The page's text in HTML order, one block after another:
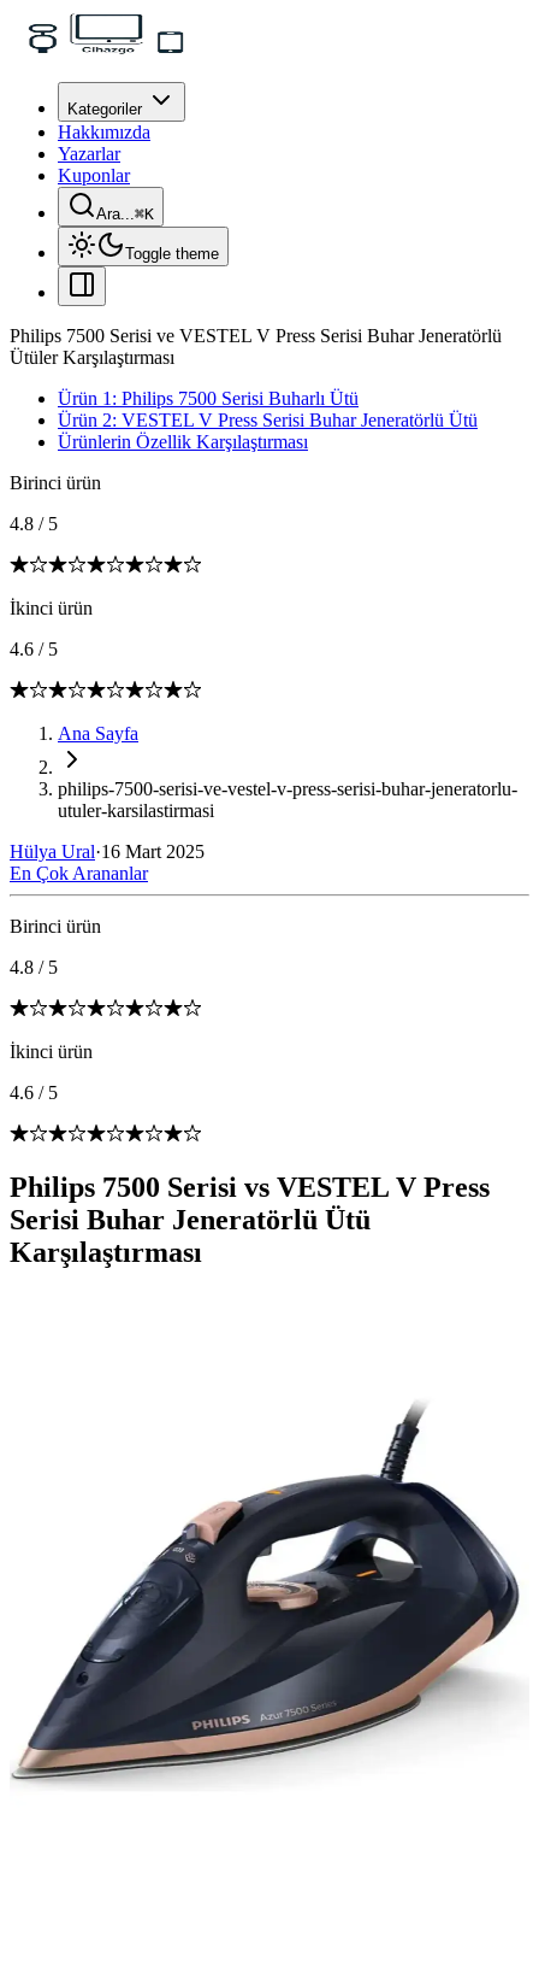
Kategoriler
Hakkımızda
Yazarlar
Kuponlar
Ara...⌘K
Toggle theme
Philips 7500 Serisi ve VESTEL V Press Serisi Buhar Jeneratörlü
Ütüler Karşılaştırması
Ürün 1: Philips 7500 Serisi Buharlı Ütü
Ürün 2: VESTEL V Press Serisi Buhar Jeneratörlü Ütü
Ürünlerin Özellik Karşılaştırması
Birinci ürün
4.8 / 5
İkinci ürün
4.6 / 5
Ana Sayfa
philips-7500-serisi-ve-vestel-v-press-serisi-buhar-jeneratorlu-
utuler-karsilastirmasi
Hülya Ural·16 Mart 2025
En Çok Arananlar
Birinci ürün
4.8 / 5
İkinci ürün
4.6 / 5
Philips 7500 Serisi vs VESTEL V Press
Serisi Buhar Jeneratörlü Ütü
Karşılaştırması